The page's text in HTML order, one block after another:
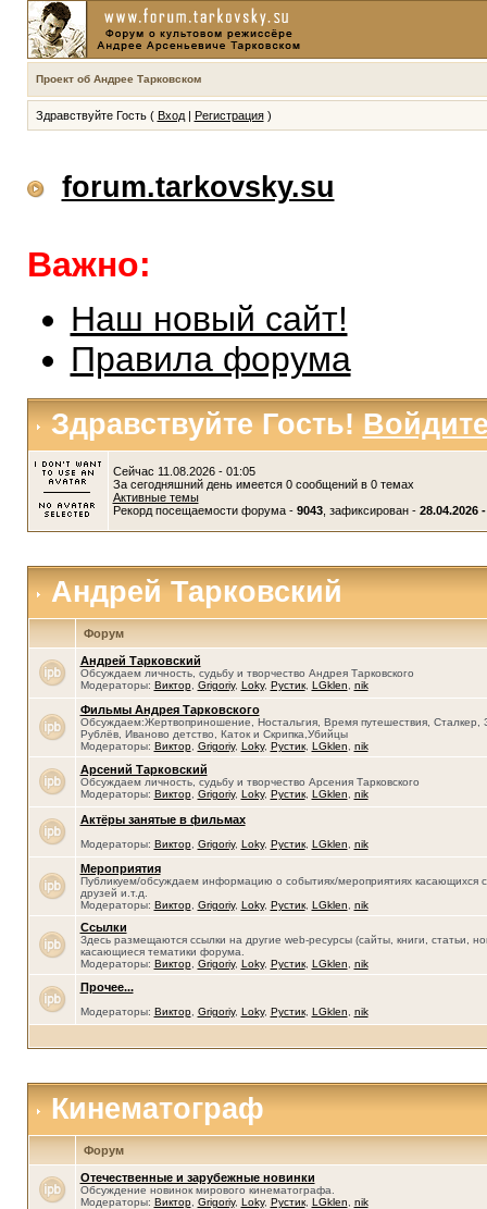
Проект об Андрее Тарковском
Здравствуйте Гость ( Вход| Регистрация)
forum.tarkovsky.su
Важно:
Наш новый сайт!
Правила форума
Здравствуйте Гость!
Сейчас 11.08.2026 - 01:05
За сегодняшний день имеется 0 сообщений в 0 темах
Активные темы
Рекорд посещаемости форума - 9043, зафиксирован - 28.04.2026
Андрей Тарковский
Форум
Андрей Тарковский
Обсуждаем личность, судьбу и творчество Андрея Тарковского
Модераторы: Виктор, Grigoriy, Loky, Рустик, LGklen nik
Фильмы Андрея Тарковского
Обсуждаем:Жертвоприношение, Ностальгия, Время путешествия, Сталкер,
Рублёв, Иваново детство, Каток и Скрипка,Убийцы
Модераторы: Виктор, Grigoriy, Loky, Рустик, LGklen nik
Арсений Тарковский
Обсуждаем личность, судьбу и творчество Арсения Тарковского
Модераторы: Виктор, Grigoriy, Loky, Рустик, LGklen nik
Актёры занятые в фильмах
Модераторы: Виктор, Grigoriy, Loky, Рустик, LGklen nik
Мероприятия
Публикуем/обсуждаем информацию о событиях/мероприятиях касающихся
друзей и.т.д.
Модераторы: Виктор, Grigoriy, Loky, Рустик, LGklen nik
Ссылки
Здесь размещаются ссылки на другие web-ресурсы (сайты, книги, статьи,
касающиеся тематики форума.
Модераторы: Виктор, Grigoriy, Loky, Рустик, LGklen nik
Прочее...
Модераторы: Виктор, Grigoriy, Loky, Рустик, LGklen nik
Кинематограф
Форум
Отечественные и зарубежные новинки
Обсуждение новинок мирового кинематографа.
Модераторы: Виктор, Grigoriy, Loky, Рустик, LGklen nik